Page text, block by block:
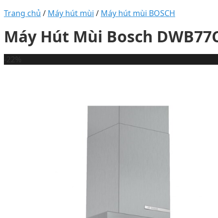
Trang chủ / Máy hút mùi / Máy hút mùi BOSCH
Máy Hút Mùi Bosch